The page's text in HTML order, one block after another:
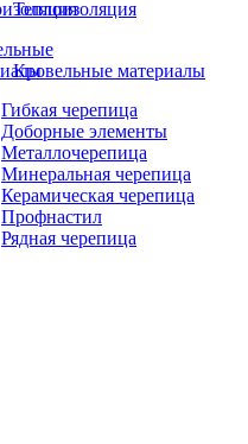
Теплоизоляция
Кровельные материалы
Гибкая черепица
Доборные элементы
Металлочерепица
Минеральная черепица
Керамическая черепица
Профнастил
Рядная черепица